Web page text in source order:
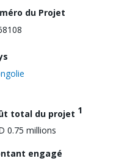
du Projet
total du projet 1
0.75 millions
engagé